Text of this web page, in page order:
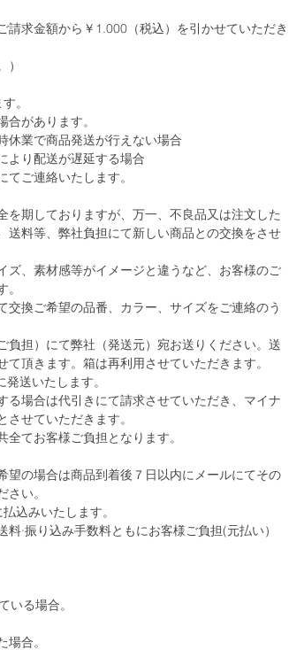
請求金額から￥1.000（税込）を引かせていただき
。
があります。
休業で商品発送が行えない場合
より配送が遅延する場合
ご連絡いたします。
を期しておりますが、万一、不良品又は注文した
送料等、弊社負担にて新しい商品との交換をさせ
ズ、素材感等がイメージと違うなど、お客様のご
交換ご希望の品番、カラー、サイズをご連絡のう
負担）にて弊社（発送元）宛お送りください。送
頂きます。箱は再利用させていただきます。
送いたします。
る場合は代引きにて請求させていただき、マイナ
せていただきます。
てお客様ご負担となります。
望の場合は商品到着後７日以内にメールにてその
い。
込みいたします。
·振り込み手数料ともにお客様ご負担(元払い）
いる場合。
合。